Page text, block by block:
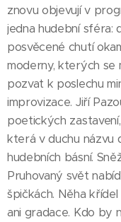
znovu objevují v
jedna hudební sféra:
posvěcené chutí
moderny, kterých se
pozvat k poslechu
improvizace. Jiří
poetických
která v duchu názvu
hudebních básní.
Pruhovaný svět
špičkách. Něha
ani gradace. Kdo by